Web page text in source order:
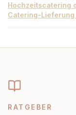
Hochzeitscatering
Catering-Lieferung
RATGEBER